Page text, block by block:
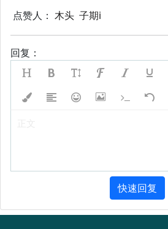
点赞人： 木头 子期i
回复：
快速回复